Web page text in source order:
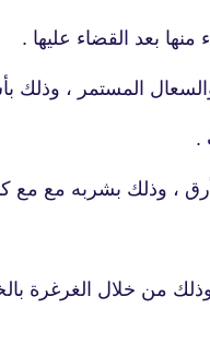
بعد القضاء عليها .
المستمر ، وذلك
.
، وذلك بشربه مع مع
من خلال الغرغرة